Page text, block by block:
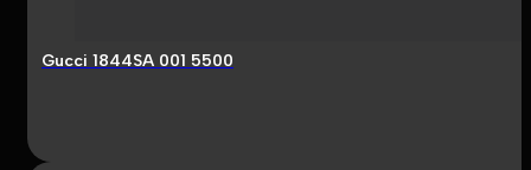
Gucci 1844SA 001 5500